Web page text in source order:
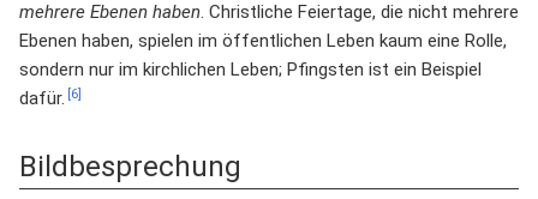
mehrere Ebenen haben. Christliche Feiertage, die nicht mehrere
Ebenen haben, spielen im öffentlichen Leben kaum eine Rolle,
sondern nur im kirchlichen Leben; Pfingsten ist ein Beispiel
dafür. [6]
Bildbesprechung